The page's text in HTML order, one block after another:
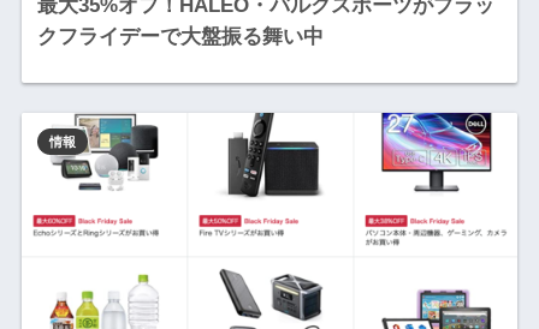
最大35%オフ！HALEO・バルクスポーツがブラッ
クフライデーで大盤振る舞い中
情報